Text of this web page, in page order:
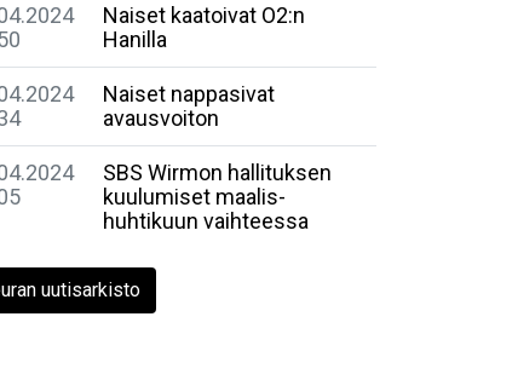
Naiset kaatoivat O2:n
Hanilla
Naiset nappasivat
avausvoiton
SBS Wirmon hallituksen
kuulumiset maalis-
huhtikuun vaihteessa
uutisarkisto